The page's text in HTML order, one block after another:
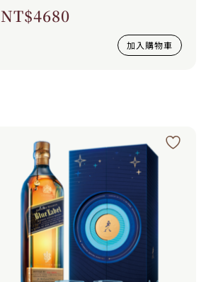
NT$4680
加入購物車